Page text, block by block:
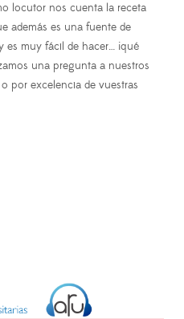
locutor nos cuenta la receta
además es una fuente de
es muy fácil de hacer… ¡qué
una pregunta a nuestros
por excelencia de vuestras